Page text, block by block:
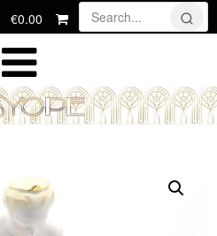
€0.00